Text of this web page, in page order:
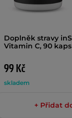
Doplněk stravy
Vitamin C, 90
99 Kč
skladem
+ Přidat